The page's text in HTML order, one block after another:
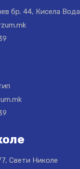
бр. 44, Кисела Вода
Свети Николе